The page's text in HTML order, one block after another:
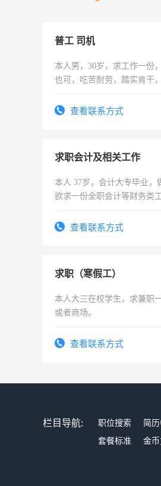
普工 司机
本人男，30岁，求工作一份
也可，吃苦耐劳，踏实肯干
查看联系方式
求职会计及相关工作
本人 37岁，会计大专毕业，
欲求一份全职会计等财务类
查看联系方式
求职（寒假工）
本人大三在校学生，求兼职
或者商场。
查看联系方式
栏目导航: 职位搜索 简
套餐标准
金